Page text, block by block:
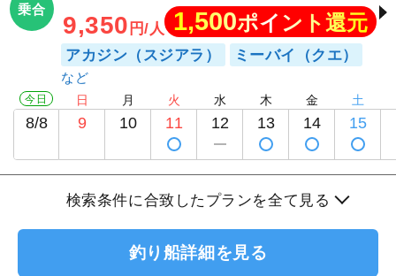
乗合
9,350 円/人 1,500ポイント還元
アカジン（スジアラ） ミーバイ（クエ）
今日
8/8
日
9
月
10
火
11
水
12
木
13
金
14
土
15
検索条件に合致したプランを全て見る
釣り船詳細を見る